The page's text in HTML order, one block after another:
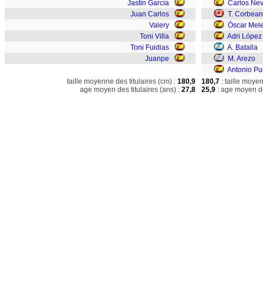
Jastin García
Juan Carlos
Valery
Toni Villa
Toni Fuidias
Juanpe
Carlos
T.
Óscar
Adri López
A. Batalla
M. Arezo
Antonio
taille moyenne des titulaires (cm) : 180,9
age moyen des titulaires (ans) : 27,8
180,7 : taille
25,9 : age moyen